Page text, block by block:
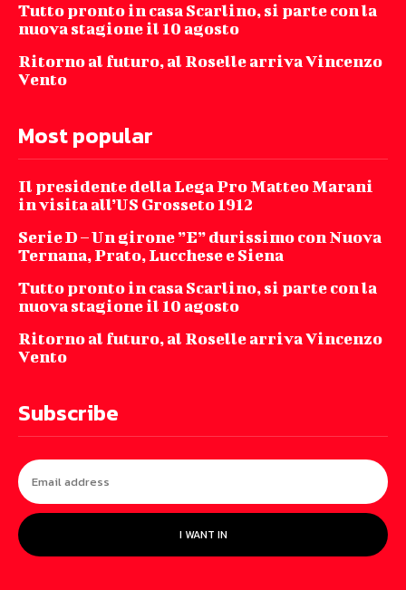
Tutto pronto in casa Scarlino, si parte con la
nuova stagione il 10 agosto
Ritorno al futuro, al Roselle arriva Vincenzo
Vento
Most popular
Il presidente della Lega Pro Matteo Marani
in visita all’US Grosseto 1912
Serie D – Un girone ”E” durissimo con Nuova
Ternana, Prato, Lucchese e Siena
Tutto pronto in casa Scarlino, si parte con la
nuova stagione il 10 agosto
Ritorno al futuro, al Roselle arriva Vincenzo
Vento
Subscribe
I WANT IN